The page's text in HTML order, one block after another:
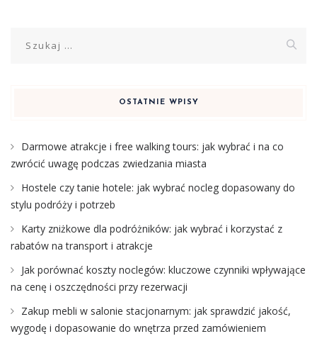
OSTATNIE WPISY
Darmowe atrakcje i free walking tours: jak wybrać i na co
zwrócić uwagę podczas zwiedzania miasta
Hostele czy tanie hotele: jak wybrać nocleg dopasowany do
stylu podróży i potrzeb
Karty zniżkowe dla podróżników: jak wybrać i korzystać z
rabatów na transport i atrakcje
Jak porównać koszty noclegów: kluczowe czynniki wpływające
na cenę i oszczędności przy rezerwacji
Zakup mebli w salonie stacjonarnym: jak sprawdzić jakość,
wygodę i dopasowanie do wnętrza przed zamówieniem